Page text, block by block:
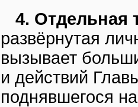
4. Отдельная
развёрнутая
вызывает
и действий
поднявшегося